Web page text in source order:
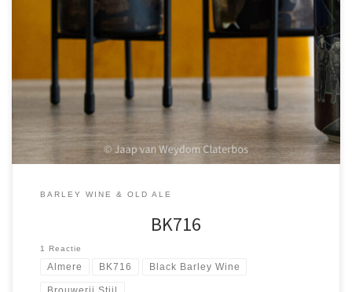
Gebrouwen ter ere van de bemanning van de BK716. Ik weet niet
meer hoe ik aan dit bier gekomen ben, maar dat mag de pret niet
drukken. Een bier uit […]
BARLEY WINE & OLD ALE
BK716
1 Reactie
Almere BK716 Black Barley Wine